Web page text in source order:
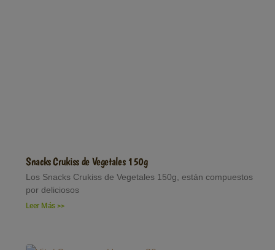
Snacks Crukiss de Vegetales 150g
Los Snacks Crukiss de Vegetales 150g, están compuestos
por deliciosos
Leer Más >>